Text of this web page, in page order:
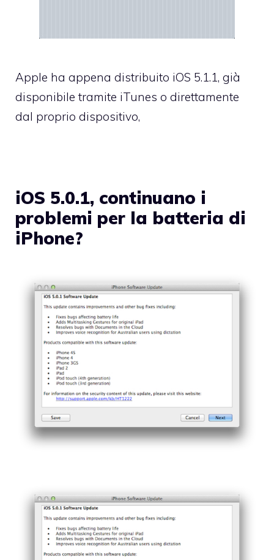
Apple ha appena distribuito iOS 5.1.1, già
disponibile tramite iTunes o direttamente
dal proprio dispositivo,
iOS 5.0.1, continuano i
problemi per la batteria di
iPhone?